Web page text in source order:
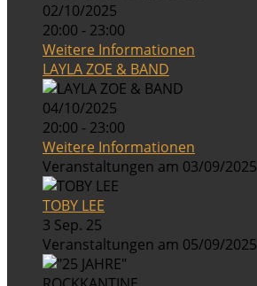
02/10/2025
20:00 - 23:00
Weitere Informationen
LAYLA ZOE & BAND
04/10/2025
20:00 - 23:00
Weitere Informationen
Veranstaltungen am 03/09/2025
TOBY LEE
3 Sep. 25
Veranstaltungen am 05/09/2025